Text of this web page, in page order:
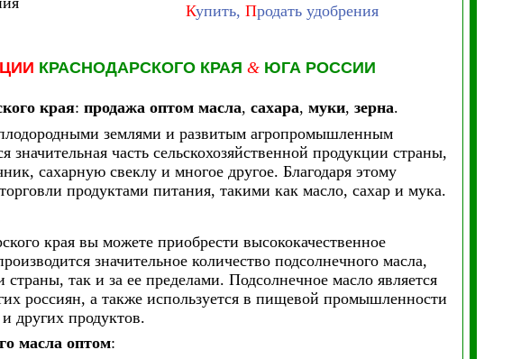
Купить, Продать удобрения
КРАСНОДАРСКОГО КРАЯ & ЮГА РОССИИ
края: продажа оптом масла, сахара, муки, зерна.
землями и развитым агропромышленным
часть сельскохозяйственной продукции страны,
сахарную свеклу и многое другое. Благодаря этому
продуктами питания, такими как масло, сахар и мука.
края вы можете приобрести высококачественное
значительное количество подсолнечного масла,
страны, так и за ее пределами. Подсолнечное масло является
россиян, а также используется в пищевой промышленности
других продуктов.
масла оптом: